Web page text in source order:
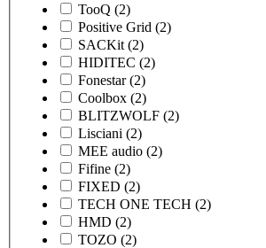
TooQ (2)
Positive Grid (2)
SACKit (2)
HIDITEC (2)
Fonestar (2)
Coolbox (2)
BLITZWOLF (2)
Lisciani (2)
MEE audio (2)
Fifine (2)
FIXED (2)
TECH ONE TECH (2)
HMD (2)
TOZO (2)